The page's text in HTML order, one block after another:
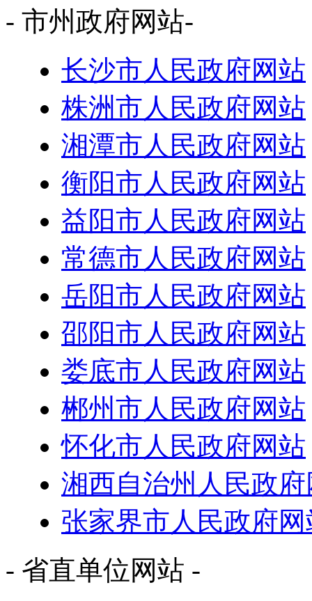
- 市州政府网站-
长沙市人民政府网站
株洲市人民政府网站
湘潭市人民政府网站
衡阳市人民政府网站
益阳市人民政府网站
常德市人民政府网站
岳阳市人民政府网站
邵阳市人民政府网站
娄底市人民政府网站
郴州市人民政府网站
怀化市人民政府网站
湘西自治州人民政
张家界市人民政府网
- 省直单位网站 -